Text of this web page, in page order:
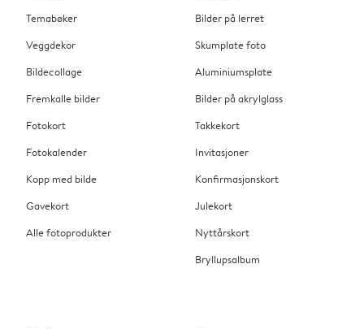
Temabøker
Veggdekor
Bildecollage
Fremkalle bilder
Fotokort
Fotokalender
Kopp med bilde
Gavekort
Alle fotoprodukter
Bilder på lerret
Skumplate foto
Aluminiumsplate
Bilder på akrylglass
Takkekort
Invitasjoner
Konfirmasjonskort
Julekort
Nyttårskort
Bryllupsalbum